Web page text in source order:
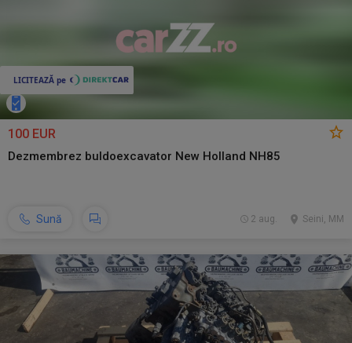
100 EUR
Dezmembrez buldoexcavator New Holland NH85
Sună Seini, MM
2 aug.